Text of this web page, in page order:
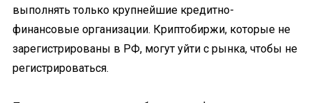
выполнять только крупнейшие кредитно-
финансовые организации. Криптобиржи, которые не
зарегистрированы в РФ, могут уйти с рынка, чтобы не
регистрироваться.